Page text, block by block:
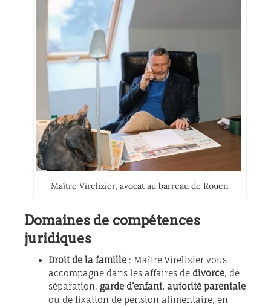
Maître Virelizier, avocat au barreau de Rouen
Domaines de compétences
juridiques
Droit de la famille : Maître Virelizier vous
accompagne dans les affaires de divorce, de
séparation, garde d’enfant, autorité parentale
ou de fixation de pension alimentaire, en